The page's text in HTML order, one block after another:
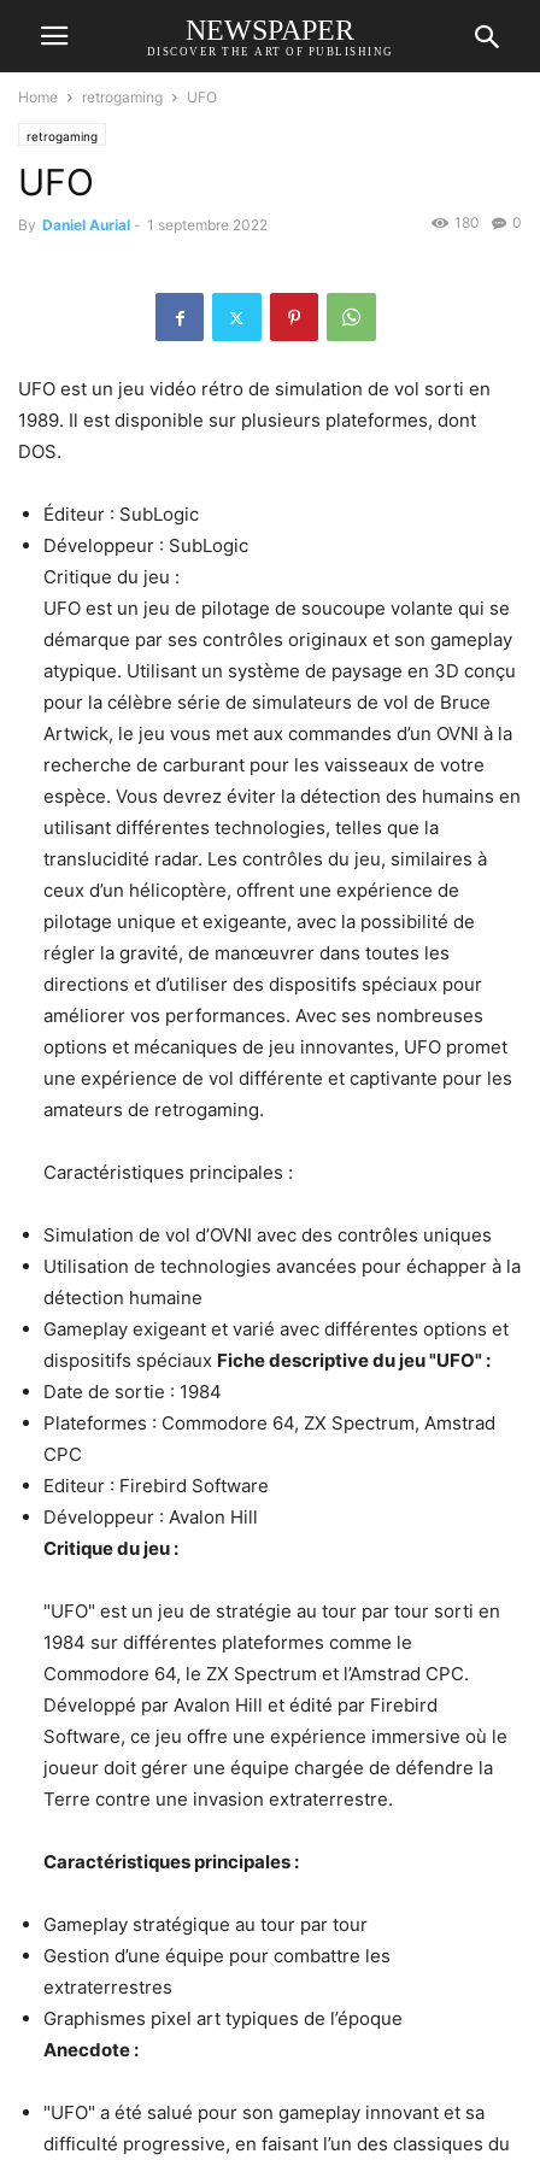
NEWSPAPER
DISCOVER THE ART OF PUBLISHING
Home retrogaming UFO
retrogaming
UFO
By Daniel Aurial - 1 septembre 2022 0
180
UFO est un jeu vidéo rétro de simulation de vol sorti en
1989. Il est disponible sur plusieurs plateformes, dont
DOS.
Éditeur : SubLogic
Développeur : SubLogic
Critique du jeu :
UFO est un jeu de pilotage de soucoupe volante qui se
démarque par ses contrôles originaux et son gameplay
atypique. Utilisant un système de paysage en 3D conçu
pour la célèbre série de simulateurs de vol de Bruce
Artwick, le jeu vous met aux commandes d’un OVNI à la
recherche de carburant pour les vaisseaux de votre
espèce. Vous devrez éviter la détection des humains en
utilisant différentes technologies, telles que la
translucidité radar. Les contrôles du jeu, similaires à
ceux d’un hélicoptère, offrent une expérience de
pilotage unique et exigeante, avec la possibilité de
régler la gravité, de manœuvrer dans toutes les
directions et d’utiliser des dispositifs spéciaux pour
améliorer vos performances. Avec ses nombreuses
options et mécaniques de jeu innovantes, UFO promet
une expérience de vol différente et captivante pour les
amateurs de retrogaming.
Caractéristiques principales :
Simulation de vol d’OVNI avec des contrôles uniques
Utilisation de technologies avancées pour échapper à la
détection humaine
Gameplay exigeant et varié avec différentes options et
dispositifs spéciaux Fiche descriptive du jeu "UFO" :
Date de sortie : 1984
Plateformes : Commodore 64, ZX Spectrum, Amstrad
CPC
Editeur : Firebird Software
Développeur : Avalon Hill
Critique du jeu :
"UFO" est un jeu de stratégie au tour par tour sorti en
1984 sur différentes plateformes comme le
Commodore 64, le ZX Spectrum et l’Amstrad CPC.
Développé par Avalon Hill et édité par Firebird
Software, ce jeu offre une expérience immersive où le
joueur doit gérer une équipe chargée de défendre la
Terre contre une invasion extraterrestre.
Caractéristiques principales :
Gameplay stratégique au tour par tour
Gestion d’une équipe pour combattre les
extraterrestres
Graphismes pixel art typiques de l’époque
Anecdote :
"UFO" a été salué pour son gameplay innovant et sa
difficulté progressive, en faisant l’un des classiques du